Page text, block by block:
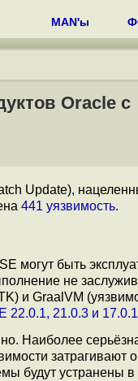
MAN'ы
Oracle с
Update),
441 уязвимость.
могут быть
не
и GraalVM
22.0.1, 21.0.3 и
Наиболее
затрагивают
будут устранены в